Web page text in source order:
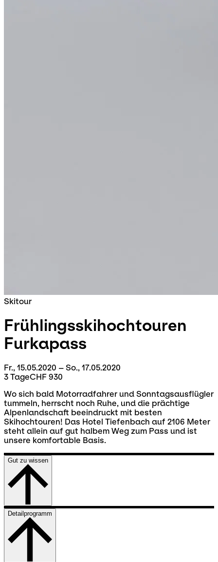
Skitour
Frühlingsskihochtouren
Furkapass
Fr., 15.05.2020 – So., 17.05.2020
3 TageCHF 930
Wo sich bald Motorradfahrer und Sonntagsausflügler
tummeln, herrscht noch Ruhe, und die prächtige
Alpenlandschaft beeindruckt mit besten
Skihochtouren! Das Hotel Tiefenbach auf 2106 Meter
steht allein auf gut halbem Weg zum Pass und ist
unsere komfortable Basis.
Gut zu wissen
Detailprogramm